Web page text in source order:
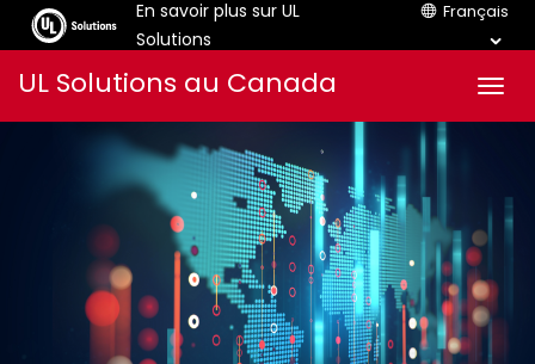
En savoir plus sur UL
Solutions
Français
auUL Solutions au Canada